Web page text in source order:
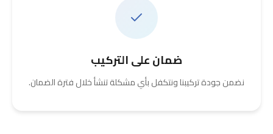
ضمان على التركيب
نضمن جودة تركيبنا ونتكفل بأي مشكلة تنشأ خلال فترة الضمان.